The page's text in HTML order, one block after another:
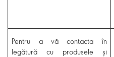
Pentru a vă contacta în
legătură cu produsele și